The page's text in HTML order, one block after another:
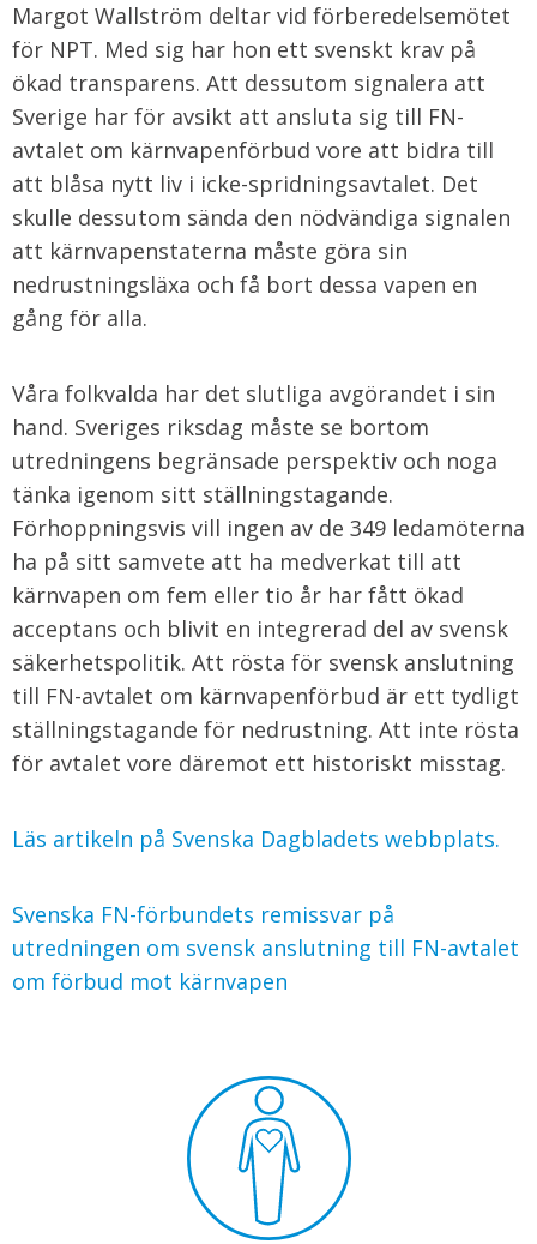
Margot Wallström deltar vid förberedelsemötet
för NPT. Med sig har hon ett svenskt krav på
ökad transparens. Att dessutom signalera att
Sverige har för avsikt att ansluta sig till FN-
avtalet om kärnvapenförbud vore att bidra till
att blåsa nytt liv i icke-spridningsavtalet. Det
skulle dessutom sända den nödvändiga signalen
att kärnvapenstaterna måste göra sin
nedrustningsläxa och få bort dessa vapen en
gång för alla.
Våra folkvalda har det slutliga avgörandet i sin
hand. Sveriges riksdag måste se bortom
utredningens begränsade perspektiv och noga
tänka igenom sitt ställningstagande.
Förhoppningsvis vill ingen av de 349 ledamöterna
ha på sitt samvete att ha medverkat till att
kärnvapen om fem eller tio år har fått ökad
acceptans och blivit en integrerad del av svensk
säkerhetspolitik. Att rösta för svensk anslutning
till FN-avtalet om kärnvapenförbud är ett tydligt
ställningstagande för nedrustning. Att inte rösta
för avtalet vore däremot ett historiskt misstag.
Läs artikeln på Svenska Dagbladets webbplats.
Svenska FN-förbundets remissvar på
utredningen om svensk anslutning till FN-avtalet
om förbud mot kärnvapen